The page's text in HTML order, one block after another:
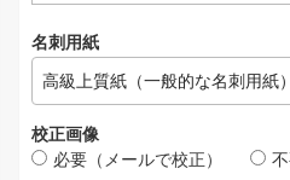
名刺用紙
校正画像
必要（メールで校正）